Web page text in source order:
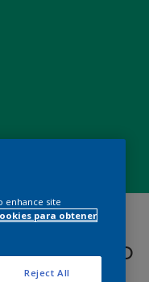
proyecto
enhance site
para obtener
Reject All